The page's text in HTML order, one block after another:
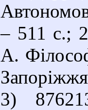
– 511 с.;
А.
3)